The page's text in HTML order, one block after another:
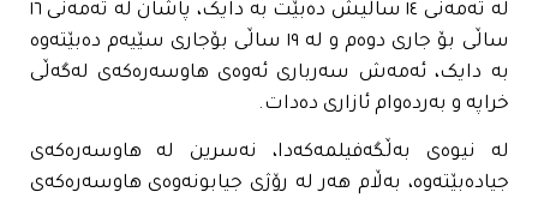
لە تەمەنی ١٤ ساڵیش دەبێت بە دایک، پاشان لە تەمەنی ١٦
ساڵی بۆ جاری دوەم و لە ١٩ ساڵی بۆجاری سێیەم دەبێتەوە
بە دایک، ئەمەش سەرباری ئەوەی هاوسەرەکەی لەگەڵی
خراپە و بەردەوام ئازاری دەدات.
لە نیوەی بەڵگەفیلمەکەدا، نەسرین لە هاوسەرەکەی
جیادەبێتەوە، بەڵام هەر لە رۆژی جیابونەوەی هاوسەرەکەی